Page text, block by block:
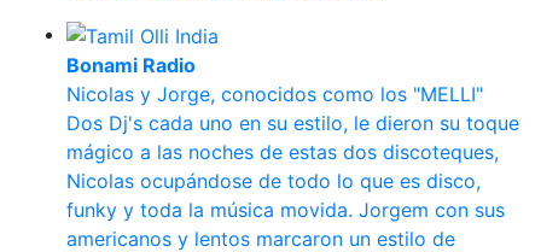
Bonami Radio
Nicolas y Jorge, conocidos como los "MELLI"
Dos Dj's cada uno en su estilo, le dieron su toque
mágico a las noches de estas dos discoteques,
Nicolas ocupándose de todo lo que es disco,
funky y toda la música movida. Jorgem con sus
americanos y lentos marcaron un estilo de